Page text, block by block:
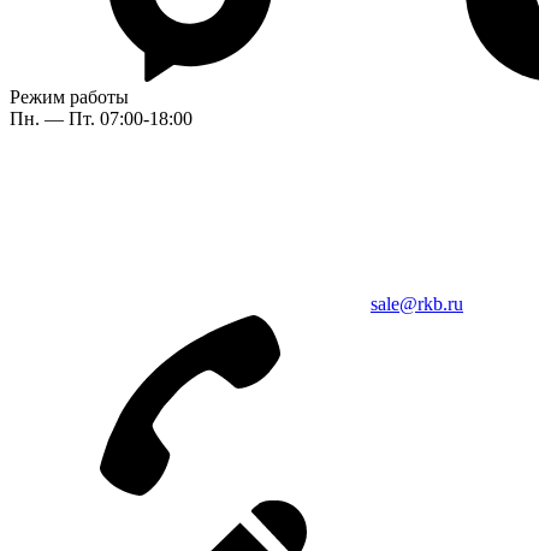
Режим работы
Пн. — Пт. 07:00-18:00
sale@rkb.ru